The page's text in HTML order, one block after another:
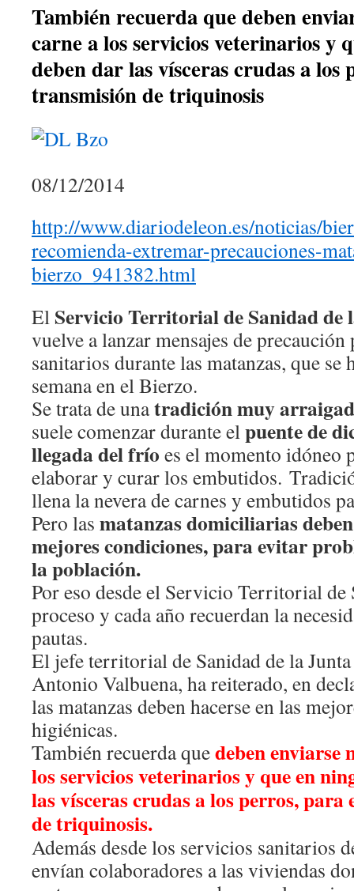
También recuerda que deben
carne a los servicios veterinarios y
deben dar las vísceras crudas a
transmisión de triquinosis
08/12/2014
http://www.diariodeleon.es/noticias/
recomienda-extremar-precauciones-
bierzo_941382.html
El Servicio Territorial de Sanidad de
vuelve a lanzar mensajes de
sanitarios durante las matanzas, que se
semana en el Bierzo.
Se trata de unatradición muy
suele comenzar durante elpuente de
llegada del frío es el momento idóneo
elaborar y curar los embutidos.
llena la nevera de carnes y embutidos
Pero las matanzas domiciliarias
mejores condiciones, para evitar
la población.
Por eso desde el Servicio Territorial de
proceso y cada año recuerdan la
pautas.
El jefe territorial de Sanidad de la
Antonio Valbuena, ha reiterado, en
las matanzas deben hacerse en las
higiénicas.
También recuerda quedeben enviarse
los servicios veterinarios y que en
las vísceras crudas a los perros,
de triquinosis.
Además desde los servicios sanitarios
envían colaboradores a las viviendas